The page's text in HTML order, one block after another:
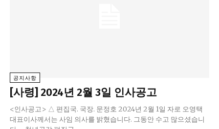
공지사항
[사령] 2024년 2월 3일 인사공고
<인사공고> △ 편집국. 국장. 문정호 2024년 2월 1일 자로 오영택
대표이사께서는 사임 의사를 밝혔습니다. 그동안 수고 많으셨습니